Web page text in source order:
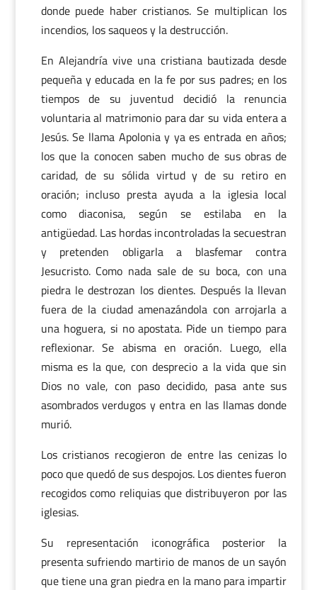
donde puede haber cristianos. Se multiplican los
incendios, los saqueos y la destrucción.
En Alejandría vive una cristiana bautizada desde
pequeña y educada en la fe por sus padres; en los
tiempos de su juventud decidió la renuncia
voluntaria al matrimonio para dar su vida entera a
Jesús. Se llama Apolonia y ya es entrada en años;
los que la conocen saben mucho de sus obras de
caridad, de su sólida virtud y de su retiro en
oración; incluso presta ayuda a la iglesia local
como diaconisa, según se estilaba en la
antigüedad. Las hordas incontroladas la secuestran
y pretenden obligarla a blasfemar contra
Jesucristo. Como nada sale de su boca, con una
piedra le destrozan los dientes. Después la llevan
fuera de la ciudad amenazándola con arrojarla a
una hoguera, si no apostata. Pide un tiempo para
reflexionar. Se abisma en oración. Luego, ella
misma es la que, con desprecio a la vida que sin
Dios no vale, con paso decidido, pasa ante sus
asombrados verdugos y entra en las llamas donde
murió.
Los cristianos recogieron de entre las cenizas lo
poco que quedó de sus despojos. Los dientes fueron
recogidos como reliquias que distribuyeron por las
iglesias.
Su representación iconográfica posterior la
presenta sufriendo martirio de manos de un sayón
que tiene una gran piedra en la mano para impartir